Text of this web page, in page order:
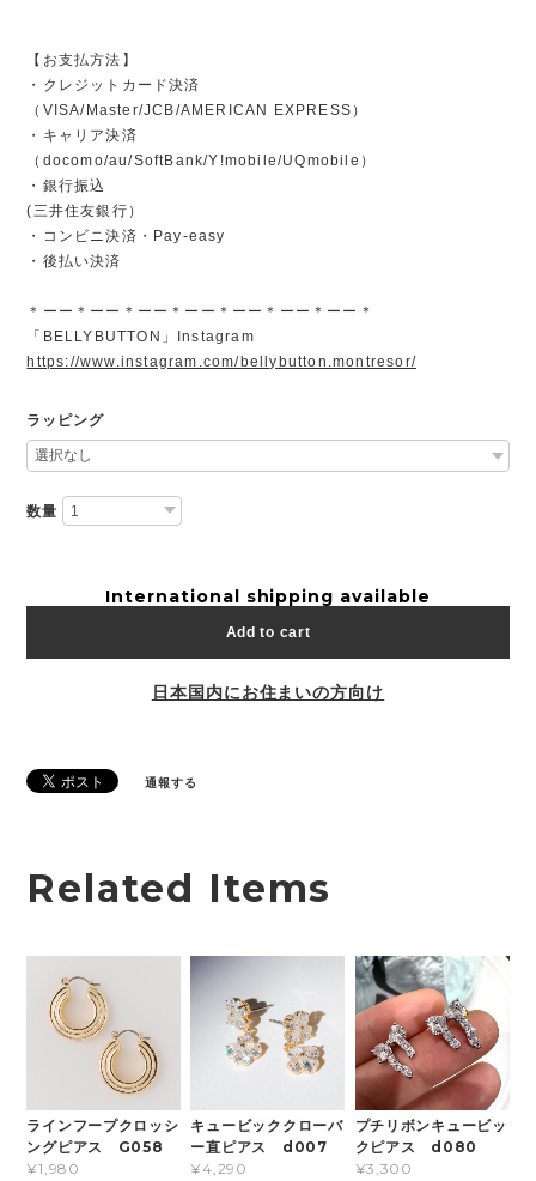
【お支払方法】
・クレジットカード決済
（VISA/Master/JCB/AMERICAN EXPRESS）
・キャリア決済
（docomo/au/SoftBank/Y!mobile/UQmobile）
・銀行振込
(三井住友銀行）
・コンビニ決済・Pay-easy
・後払い決済
＊ーー＊ーー＊ーー＊ーー＊ーー＊ーー＊ーー＊
「BELLYBUTTON」Instagram
https://www.instagram.com/bellybutton.montresor/
ラッピング
数量
International shipping available
Add to cart
日本国内にお住まいの方向け
通報する
Related Items
ラインフープクロッシ
ングピアス G058
¥1,980
キュービッククローバ
ー直ピアス d007
¥4,290
プチリボンキュービッ
クピアス d080
¥3,300